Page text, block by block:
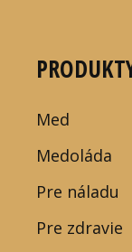
Med
Medoláda
Pre náladu
Pre zdravie